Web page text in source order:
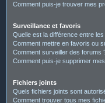
Comment puis-je trouver mes
Surveillance et favoris
Quelle est la différence entre
Comment mettre en favoris ou
Comment surveiller des forums
Comment puis-je supprimer
Fichiers joints
Quels fichiers joints sont
Comment trouver tous mes